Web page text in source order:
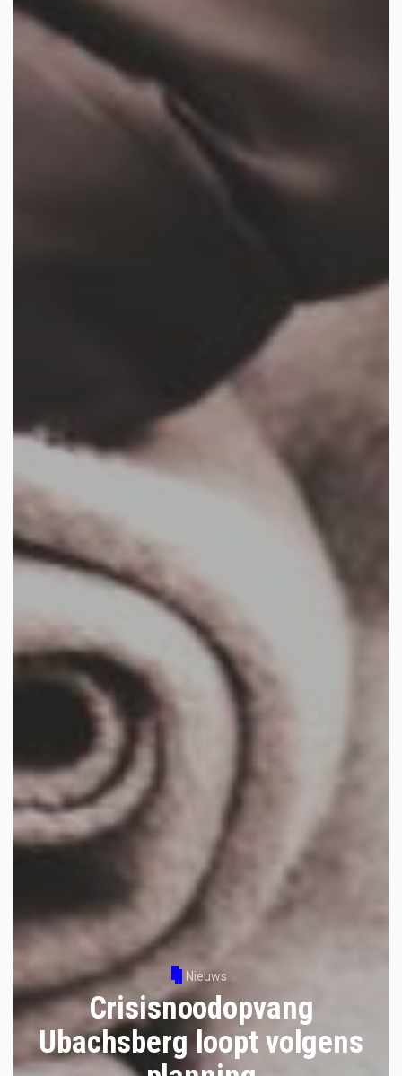
Nieuws
Crisisnoodopvang
Ubachsberg loopt volgens